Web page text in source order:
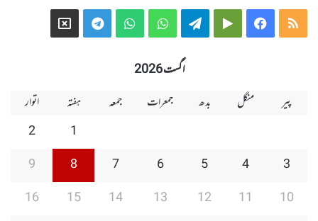
RSS
Facebook
Google
Telegram
WhatsApp
WhatsApp
Telegram
X
اگست 2026
پیر
منگل بدھ جمعرات جمعہ ہفتہ
اتوار
1
2
3
4
5
6
7
8
9
10
11
12
13
14
15
16